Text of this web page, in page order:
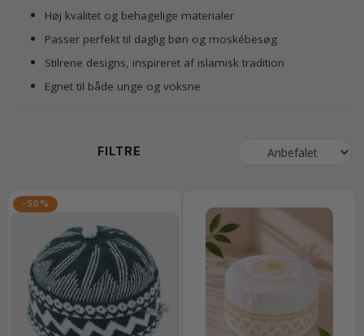
Høj kvalitet og behagelige materialer
Passer perfekt til daglig bøn og moskébesøg
Stilrene designs, inspireret af islamisk tradition
Egnet til både unge og voksne
FILTRE
-50%